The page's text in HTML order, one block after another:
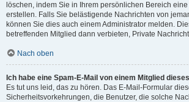
löschen, indem Sie in Ihrem persönlichen Bereich
erstellen. Falls Sie belästigende Nachrichten von
können Sie dies auch einem Administrator melden.
betreffenden Mitglied dann verbieten, Private
Nach oben
Ich habe eine Spam-E-Mail von einem Mitglied
Es tut uns leid, das zu hören. Das E-Mail-Formular
Sicherheitsvorkehrungen, die Benutzer, die solche